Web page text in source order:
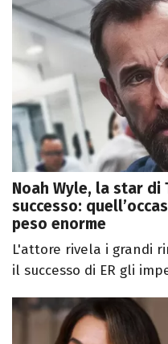
Noah Wyle, la star di
successo:
peso enorme
L'attore rivela i grandi
il successo di ER gli